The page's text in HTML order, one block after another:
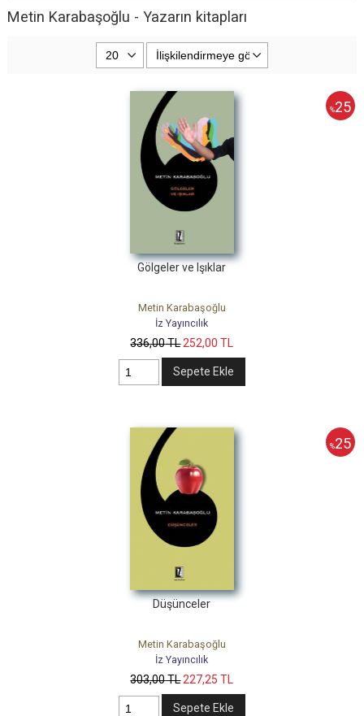
Metin Karabaşoğlu - Yazarın kitapları
%25
Gölgeler ve Işıklar
Metin Karabaşoğlu
İz Yayıncılık
336,00TL252,00 TL
Sepete Ekle
%25
Düşünceler
Metin Karabaşoğlu
İz Yayıncılık
303,00TL227,25 TL
Sepete Ekle